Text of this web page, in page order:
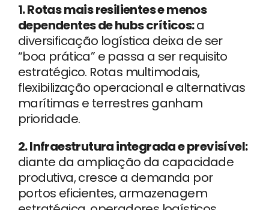
1. Rotas mais resilientes e menos
dependentes de hubs críticos:a
diversificação logística deixa de ser
“boa prática” e passa a ser requisito
estratégico. Rotas multimodais,
flexibilização operacional e alternativas
marítimas e terrestres ganham
prioridade.
2. Infraestrutura integrada e previsível:
diante da ampliação da capacidade
produtiva, cresce a demanda por
portos eficientes, armazenagem